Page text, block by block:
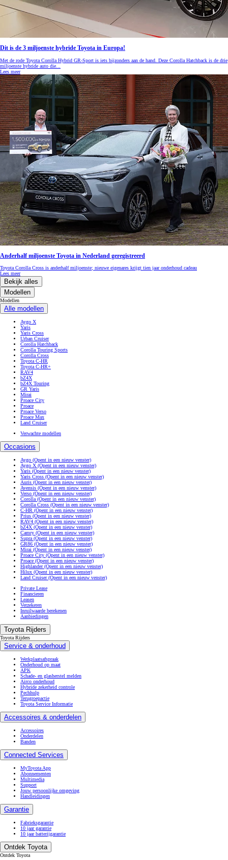
Dit is de 3 miljoenste hybride Toyota in Europa!
Met de rode Toyota Corolla Hybrid GR-Sport is iets bijzonders aan de hand. Deze Corolla Hatchback is de drie
miljoenste hybride auto die...
Lees meer
Anderhalf miljoenste Toyota in Nederland geregistreerd
Toyota Corolla Cross is anderhalf miljoenste; nieuwe eigenares krijgt tien jaar onderhoud cadeau
Lees meer
Bekijk alles
Modellen
Modellen
Alle modellen
Aygo X
Yaris
Yaris Cross
Urban Cruiser
Corolla Hatchback
Corolla Touring Sports
Corolla Cross
Toyota C-HR
Toyota C-HR+
RAV4
bZ4X
bZ4X Touring
GR Yaris
Mirai
Proace City
Proace
Proace Verso
Proace Max
Land Cruiser
Verwachte modellen
Occasions
Aygo (Opent in een nieuw venster)
Aygo X (Opent in een nieuw venster)
Yaris (Opent in een nieuw venster)
Yaris Cross (Opent in een nieuw venster)
Auris (Opent in een nieuw venster)
Avensis (Opent in een nieuw venster)
Verso (Opent in een nieuw venster)
Corolla(Opent in een nieuw venster)
Corolla Cross (Opent in een nieuw venster)
C-HR (Opent in een nieuw venster)
Prius (Opent in een nieuw venster)
RAV4 (Opent in een nieuw venster)
bZ4X (Opent in een nieuw venster)
Camry (Opent in een nieuw venster)
Supra(Opent in een nieuw venster)
GR86 (Opent in een nieuw venster)
Mirai (Opent in een nieuw venster)
Proace City (Opent in een nieuw venster)
Proace (Opent in een nieuw venster)
Highlander(Opent in een nieuw venster)
Hilux (Opent in een nieuw venster)
Land Cruiser(Opent in een nieuw venster)
Private Lease
Financieren
Leasen
Verzekeren
Inruilwaarde berekenen
Aanbiedingen
Toyota Rijders
Toyota Rijders
Service & onderhoud
Werkplaatsafspraak
Onderhoud op maat
APK
Schade- en glasherstel melden
Airco onderhoud
Hybride zekerheid controle
Pechhulp
Terugroepactie
Toyota Service Informatie
Accessoires & onderdelen
Accessoires
Onderdelen
Banden
Connected Services
MyToyota App
Abonnementen
Multimedia
Support
Jouw persoonlijke omgeving
Handleidingen
Garantie
Fabrieksgarantie
10 jaar garantie
10 jaar batterijgarantie
Ontdek Toyota
Ontdek Toyota